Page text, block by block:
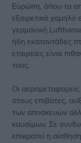
Ευρώπη, όπου τα
εξαιρετικά
γερμανική
ήδη εκατοντάδες
εταιρείες είναι
τους.
Οι
στους επιβάτες,
των αποσκευών
καυσίμων. Σε
επικρατεί η